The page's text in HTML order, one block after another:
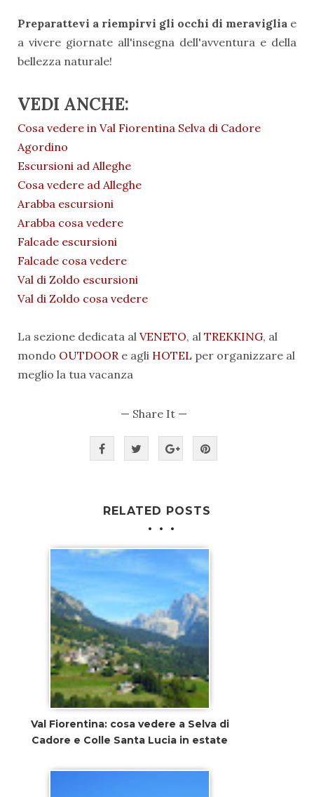
Preparattevi a riempirvi gli occhi di meraviglia e
a vivere giornate all'insegna dell'avventura e della
bellezza naturale!
VEDI ANCHE:
Cosa vedere in Val Fiorentina Selva di Cadore
Agordino
Escursioni ad Alleghe
Cosa vedere ad Alleghe
Arabba escursioni
Arabba cosa vedere
Falcade escursioni
Falcade cosa vedere
Val di Zoldo escursioni
Val di Zoldo cosa vedere
La sezione dedicata al VENETO, al TREKKING, al
mondo OUTDOOR e agli HOTEL per organizzare al
meglio la tua vacanza
— Share It —
RELATED POSTS
Val Fiorentina: cosa vedere a Selva di
Cadore e Colle Santa Lucia in estate